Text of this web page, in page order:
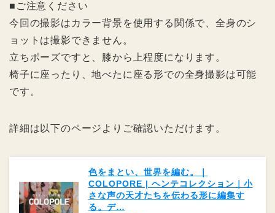
■ ご注意ください
今回の撮影はカラー背景を使用する関係で、全身のシ
ョットは撮影できません。
立ちポーズですと、膝から上程度になります。
椅子に座ったり、地べたに座る形での全身撮影は可能
です。
詳細は以下のページよりご確認いただけます。
色をまとい、世界を編む。｜
COLOPORE | ヘンテコレクション｜小
さな声の天才たちを伝わる形に編集す
る。デ…